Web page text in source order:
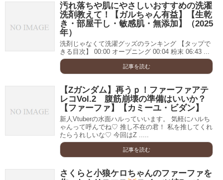
汚れ落ちや肌にやさしいおすすめの洗濯
洗剤教えて！【ガルちゃん有益】【生乾
き・部屋干し・敏感肌・無添加】（2025
年）
洗剤じゃなくて洗濯グッズのランキング 【タップで
きる目次】 00:00 オープニング 00:04 粉末 06:43 ...
記事を読む
【Zガンダム】再うｐ！ファーファアテ
レコVol.2 腹筋崩壊の準備はいいか？
【ファーファ】【カミーユ・ビダン】
新人Vtuberの水面ハルっていいます。 気軽にハルち
ゃんって呼んでね♡ 推し不在の君！ 私を推してくれ
たらうれしいな♡ 今回はZ .....
記事を読む
さくらと小狼ケロちゃんのファーファを